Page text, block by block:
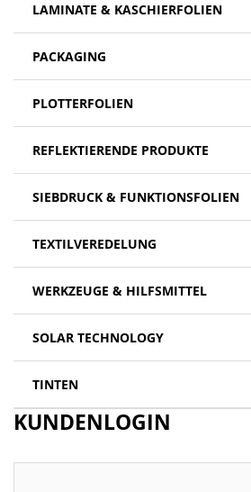
LAMINATE & KASCHIERFOLIEN
PACKAGING
PLOTTERFOLIEN
REFLEKTIERENDE PRODUKTE
SIEBDRUCK & FUNKTIONSFOLIEN
TEXTILVEREDELUNG
WERKZEUGE & HILFSMITTEL
SOLAR TECHNOLOGY
TINTEN
KUNDENLOGIN